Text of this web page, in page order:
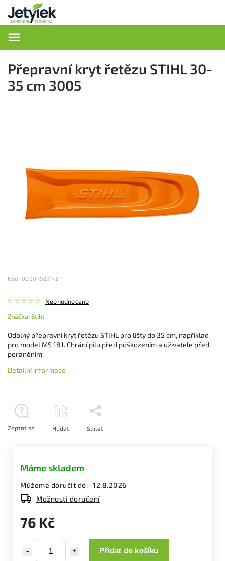
Přepravní kryt řetězu STIHL 30-
35 cm 3005
Kód: 00007929172
Neohodnoceno
Značka:Stihl
76 Kč
Přidat do košíku
Máme skladem
Můžeme doručit do: 12.8.2026
Možnosti doručení
Odolný přepravní kryt řetězu STIHL pro lišty do 35 cm, například
pro model MS 181. Chrání pilu před poškozením a uživatele před
poraněním.
Detailní informace
Zeptat se Hlídat Sdílet